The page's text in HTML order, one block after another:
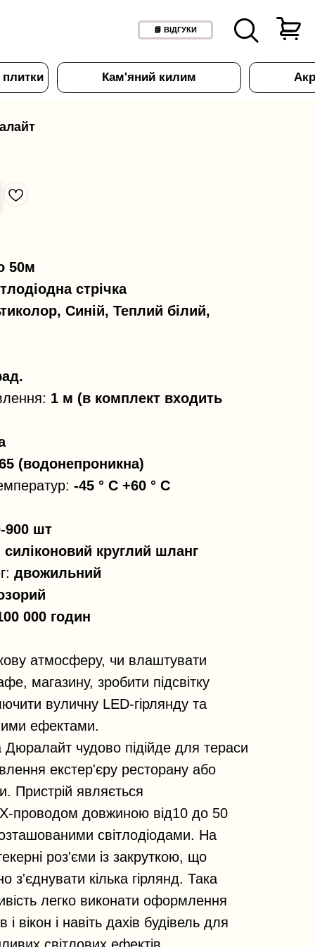
📘 ВІДГУКИ
Акрил для ванн
Кам'яний килим
50м
стрічка
Синій, Теплий білий,
1 м (в комплект входить
(водонепроникна)
-45 ° С +60 ° С
900 шт
силіконовий круглий шланг
двожильний
000 годин
атмосферу, чи влаштувати
магазину, зробити підсвітку
вуличну LED-гірлянду та
ефектами.
Дюралайт чудово підійде для тераси
екстер'єру ресторану або
Пристрій являється
проводом довжиною від10 до 50
світлодіодами. На
роз'єми із закруткою, що
з'єднувати кілька гірлянд. Така
легко виконати оформлення
вікон і навіть дахів будівель для